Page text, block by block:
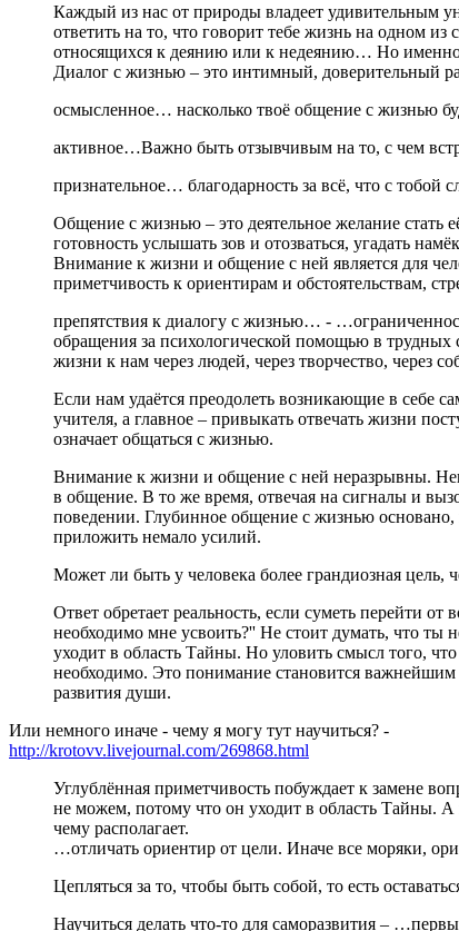
Каждый из нас от природы владеет удивительным
ответить на то, что говорит тебе жизнь на одном
относящихся к деянию или к недеянию… Но именно
Диалог с жизнью – это интимный, доверительный
осмысленное… насколько твоё общение с жизнью
активное…Важно быть отзывчивым на то, с чем
признательное… благодарность за всё, что с тобой
Общение с жизнью – это деятельное желание
готовность услышать зов и отозваться, угадать
Внимание к жизни и общение с ней является для
приметчивость к ориентирам и обстоятельствам,
препятствия к диалогу с жизнью… -
обращения за психологической помощью в трудных
жизни к нам через людей, через творчество,
Если нам удаётся преодолеть возникающие в себе
учителя, а главное – привыкать отвечать жизни
означает общаться с жизнью.
Внимание к жизни и общение с ней неразрывны.
в общение. В то же время, отвечая на сигналы и
поведении. Глубинное общение с жизнью
приложить немало усилий.
Может ли быть у человека более грандиозная
Ответ обретает реальность, если суметь перейти
необходимо мне усвоить?'' Не стоит думать, что ты
уходит в область Тайны. Но уловить смысл того, что
необходимо. Это понимание становится важнейшим
развития души.
Или немного иначе - чему я могу тут научиться? -
http://krotovv.livejournal.com/269868.html
Углублённая приметчивость побуждает к замене
не можем, потому что он уходит в область Тайны. А
чему располагает.
…отличать ориентир от цели. Иначе все моряки,
Цепляться за то, чтобы быть собой, то есть
Научиться делать что-то для саморазвития –